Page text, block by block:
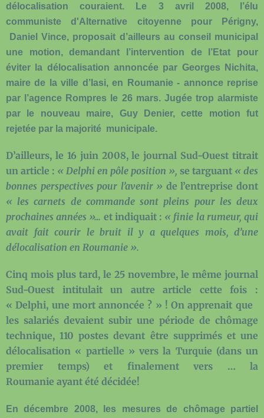
délocalisation couraient. Le 3 avril 2008, l’élu
communiste d'Alternative citoyenne pour Périgny,
Daniel Vince, proposait d’ailleurs au conseil municipal
une motion, demandant l’intervention de l’Etat pour
éviter la délocalisation annoncée par Georges Nichita,
maire de la ville d’Iasi, en Roumanie - annonce reprise
par l’agence Rompres le 26 mars. Jugée trop alarmiste
par le nouveau maire, Guy Denier, cette motion fut
rejetée par la majorité municipale.
D’ailleurs, le 16 juin 2008, le journal Sud-Ouest titrait
un article : « Delphi en pôle position », se targuant « des
bonnes perspectives pour l’avenir » de l’entreprise dont
« les carnets de commande sont pleins pour les deux
prochaines années »… et indiquait : « finie la rumeur, qui
avait fait courir le bruit il y a quelques mois, d’une
délocalisation en Roumanie ».
Cinq mois plus tard, le 25 novembre, le même journal
Sud-Ouest intitulait un autre article cette fois :
« Delphi, une mort annoncée ? » ! On apprenait que
les salariés devaient subir une période de chômage
technique, 110 postes devant être supprimés et une
délocalisation « partielle » vers la Turquie (dans un
premier temps) et finalement vers … la
Roumanie ayant été décidée!
En décembre 2008, les mesures de chômage partiel